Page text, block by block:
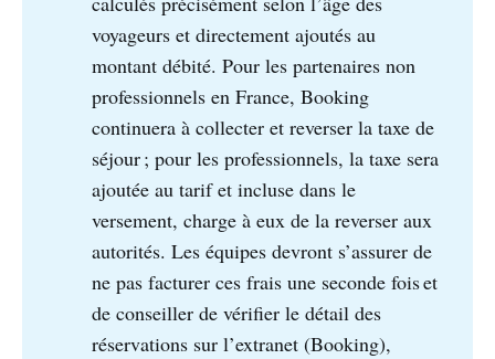
voyageurs et directement ajoutés au
montant débité. Pour les partenaires non
professionnels en France, Booking
continuera à collecter et reverser la taxe de
séjour ; pour les professionnels, la taxe sera
ajoutée au tarif et incluse dans le
versement, charge à eux de la reverser aux
autorités. Les équipes devront s’assurer de
ne pas facturer ces frais une seconde fois et
de conseiller de vérifier le détail des
réservations sur l’extranet (Booking),